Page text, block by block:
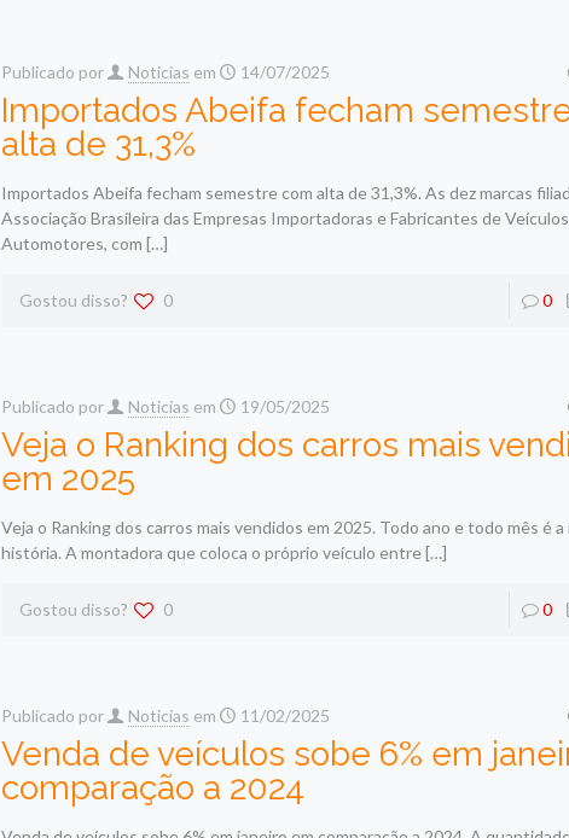
Publicado por Noticias em 14/07/2025
Importados Abeifa fecham
alta de 31,3%
Importados Abeifa fecham semestre com alta de 31,3%. As dez marcas
Associação Brasileira das Empresas Importadoras e Fabricantes de Veículos
Automotores, com […]
Gostou disso? 0 0
Publicado por Noticias em 19/05/2025
Veja o Ranking dos carros mais
em 2025
Veja o Ranking dos carros mais vendidos em 2025. Todo ano e todo mês é a
história. A montadora que coloca o próprio veículo entre[…]
Gostou disso? 0 0
Publicado por Noticias em 11/02/2025
Venda de veículos sobe 6% em
comparação a 2024